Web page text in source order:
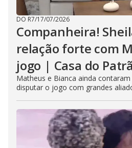
DO R7/17/07/2026
Companheira!
relação forte com
jogo | Casa do
Matheus e Bianca ainda
disputar o jogo com grandes